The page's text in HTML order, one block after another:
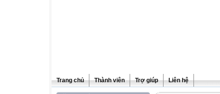
Trang chủ Thành viên Trợ giúp Liên hệ